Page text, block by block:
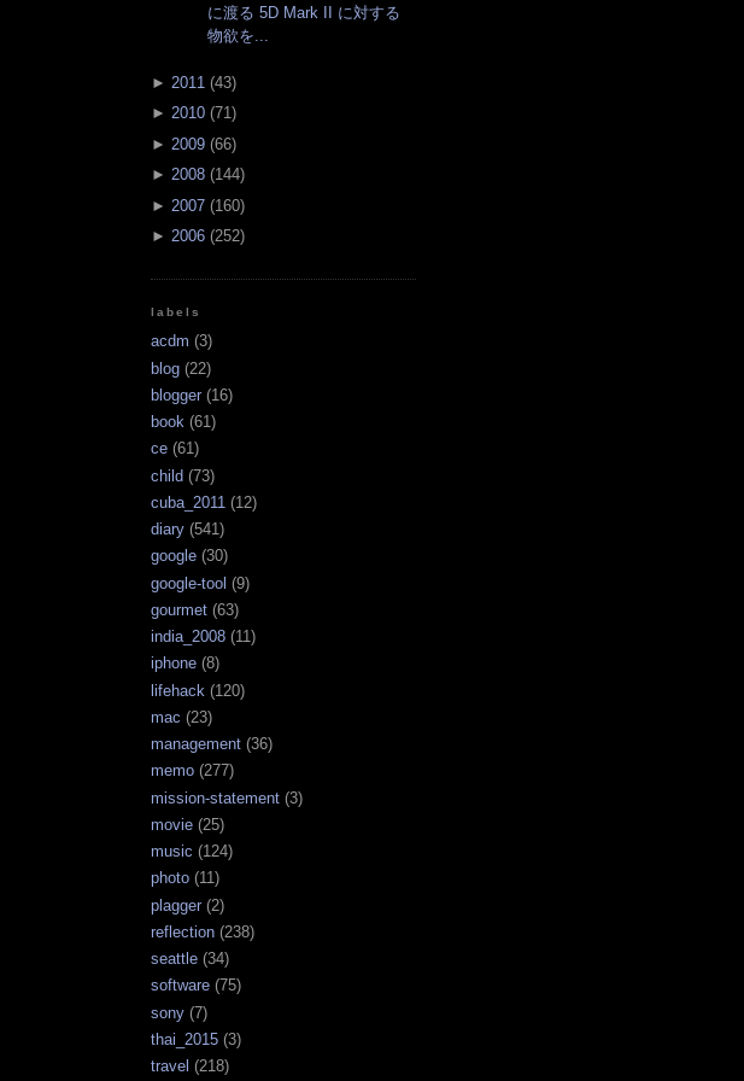
に渡る 5D Mark II に対する
物欲を...
► 2011 (43)
► 2010 (71)
► 2009 (66)
► 2008 (144)
► 2007 (160)
► 2006 (252)
labels
acdm (3)
blog (22)
blogger (16)
book (61)
ce (61)
child (73)
cuba_2011 (12)
diary (541)
google (30)
google-tool (9)
gourmet (63)
india_2008 (11)
iphone (8)
lifehack (120)
mac (23)
management (36)
memo (277)
mission-statement (3)
movie (25)
music (124)
photo (11)
plagger (2)
reflection (238)
seattle (34)
software (75)
sony (7)
thai_2015 (3)
travel (218)